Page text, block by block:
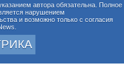
автора обязательна. Полное
нарушением
и возможно только с согласия